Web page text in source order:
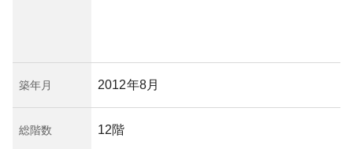
築年月 2012年8月
総階数 12階